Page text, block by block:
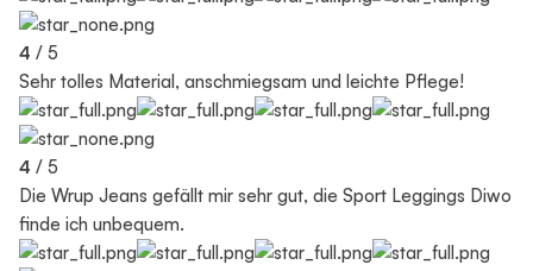
4 / 5
Sehr tolles Material, anschmiegsam und leichte Pflege!
4 / 5
Die Wrup Jeans gefällt mir sehr gut, die Sport Leggings Diwo
finde ich unbequem.